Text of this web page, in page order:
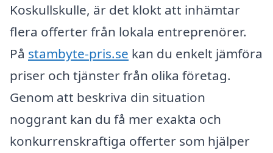
Koskullskulle, är det klokt att inhämtar
flera offerter från lokala entreprenörer.
På stambyte-pris.se kan du enkelt jämföra
priser och tjänster från olika företag.
Genom att beskriva din situation
noggrant kan du få mer exakta och
konkurrenskraftiga offerter som hjälper